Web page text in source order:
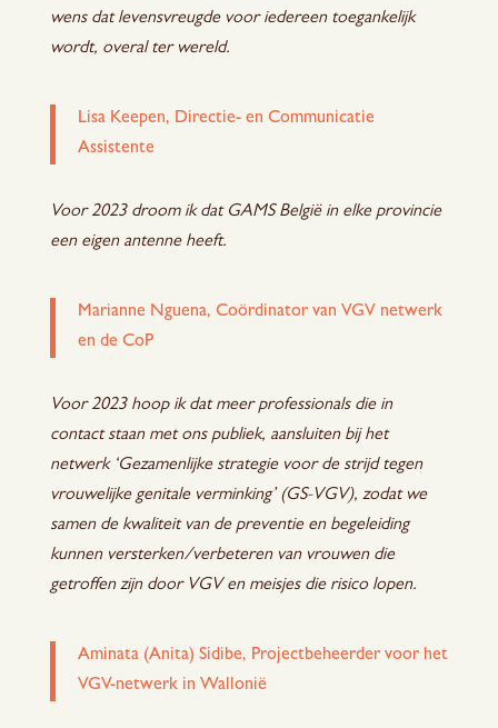
wens dat levensvreugde voor iedereen toegankelijk
wordt, overal ter wereld.
Lisa Keepen, Directie- en Communicatie
Assistente
Voor 2023 droom ik dat GAMS België in elke provincie
een eigen antenne heeft.
Marianne Nguena, Coördinator van VGV netwerk
en de CoP
Voor 2023 hoop ik dat meer professionals die in
contact staan met ons publiek, aansluiten bij het
netwerk ‘Gezamenlijke strategie voor de strijd tegen
vrouwelijke genitale verminking’ (GS-VGV), zodat we
samen de kwaliteit van de preventie en begeleiding
kunnen versterken/verbeteren van vrouwen die
getroffen zijn door VGV en meisjes die risico lopen.
Aminata (Anita) Sidibe, Projectbeheerder voor het
VGV-netwerk in Wallonië